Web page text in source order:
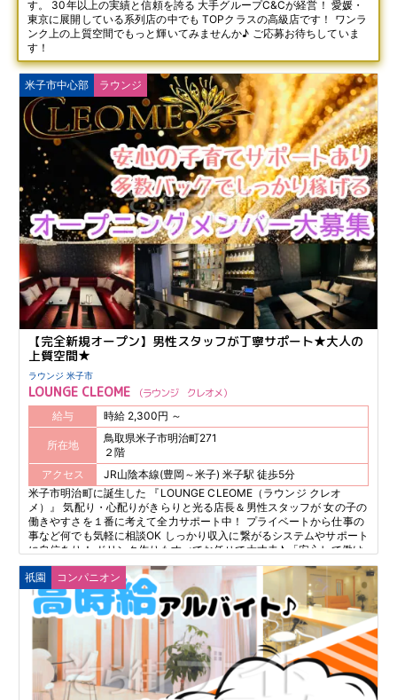
す。 30年以上の実績と信頼を誇る 大手グループC&Cが経営！ 愛媛・
東京に展開している系列店の中でも TOPクラスの高級店です！ ワンラ
ンク上の上質空間でもっと輝いてみませんか♪ ご応募お待ちしていま
す！
米子市中心部 ラウンジ
【完全新規オープン】男性スタッフが丁寧サポート★大人の
上質空間★
ラウンジ 米子市
LOUNGE CLEOME ラウンジ クレオメ
給与 時給 2,300円 ～
所在地
鳥取県米子市明治町271
２階
アクセス
JR山陰本線(豊岡～米子) 米子駅 徒歩5分
米子市明治町に誕生した 『LOUNGE CLEOME（ラウンジ クレオ
メ）』 気配り・心配りがきらりと光る店長＆男性スタッフが 女の子の
働きやすさを１番に考えて全力サポート中！ プライベートから仕事の
事など何でも気軽に相談OK しっかり収入に繋がるシステムやサポート
に自信あり！ ドリンク作りもすべてお任せで大丈夫♪ 「安心して働け
る」「しっかり稼げる」 そのどちらも叶えられる今注目の新ラウンジ
☆ この機会にぜひ体感してください♪
祇園 コンパニオン